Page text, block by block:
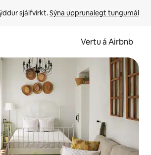
sjálfvirkt. Sýna upprunalegt tungumál
Vertu á Airbnb